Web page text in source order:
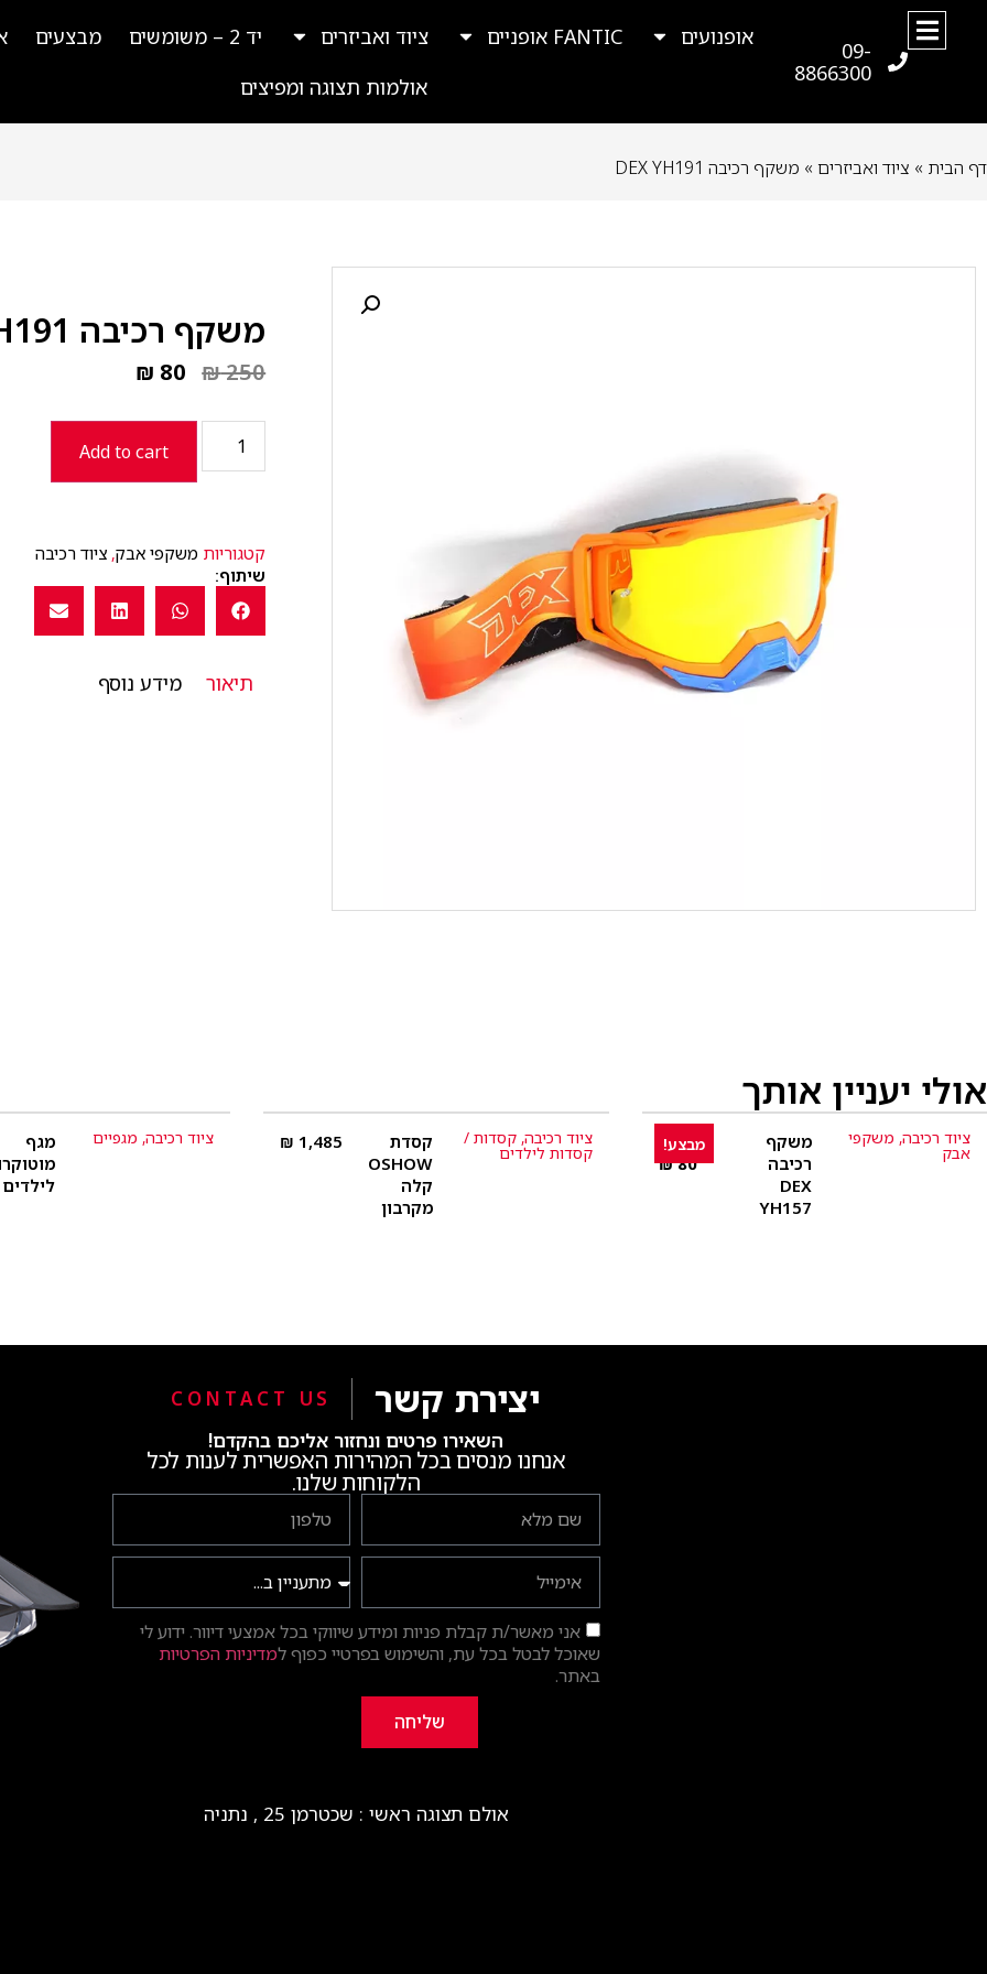
09-
8866300
אופנועים FANTIC אופניים ציוד ואביזרים יד 2 – משומשים מבצעים
אולמות תצוגה ומפיצים
דף הבית » ציוד ואביזרים » משקף רכיבה DEX YH191
משקף רכיבה DEX YH191
₪250
₪ 80
Add to cart
קטגוריות משקפי אבק, ציוד רכיבה
שיתוף:
תיאור מידע נוסף
אולי יעניין אותך
פרטים נוספים מבצע! ציוד רכיבה, משקפי
אבק
משקף
רכיבה
DEX
YH157
₪250
₪80
פרטים נוספים
ציוד רכיבה,קסדות /
קסדות לילדים
קסדת
OSHOW
קלה
מקרבון
₪ 1,485 פרטים נוספים
ציוד רכיבה, מגפיים
מגף
לילדים
יצירת קשר
CONTACT US
השאירו פרטים ונחזור אליכם בהקדם!
אנחנו מנסים בכל המהירות האפשרית לענות לכל
הלקוחות שלנו.
אני מאשר/ת קבלת פניות ומידע שיווקי בכל אמצעי דיוור. ידוע לי
שאוכל לבטל בכל עת, והשימוש בפרטיי כפוף למדיניות הפרטיות
באתר.
שליחה
אולם תצוגה ראשי : שכטרמן 25 , נתניה